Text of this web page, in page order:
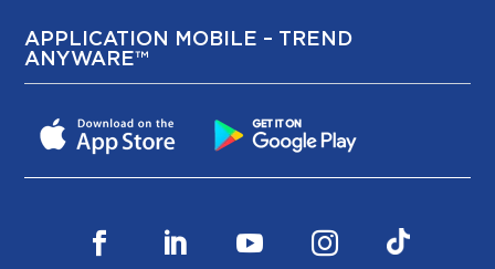
APPLICATION MOBILE – TREND
ANYWARE™